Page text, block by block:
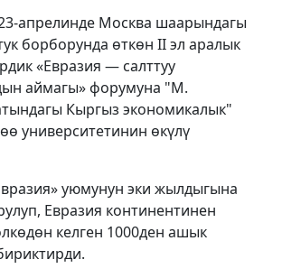
апрелинде Москва шаарындагы
борборунда өткөн II эл аралык
«Евразия — салттуу
аймагы» форумуна "М.
Кыргыз экономикалык"
университетинин өкүлү
уюмунун эки жылдыгына
Евразия континентинен
келген 1000ден ашык